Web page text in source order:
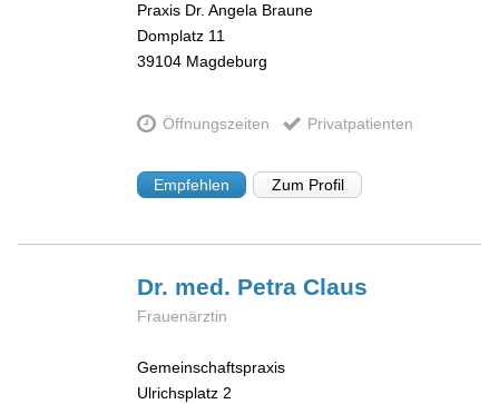
Praxis Dr. Angela Braune
Domplatz 11
39104 Magdeburg
Öffnungszeiten Privatpatienten
Empfehlen Zum Profil
Dr. med. PetraClaus
Frauenärztin
Gemeinschaftspraxis
Ulrichsplatz 2